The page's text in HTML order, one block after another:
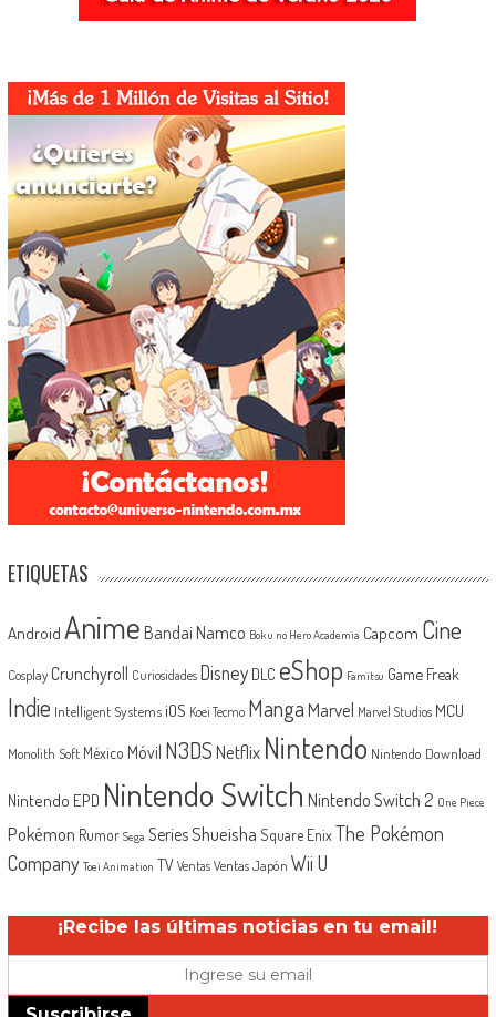
ETIQUETAS
Android Anime Bandai Namco Boku no Hero Academia Capcom Cine
Cosplay Crunchyroll Curiosidades Disney DLC eShop Famitsu Game Freak
Indie Intelligent Systems iOS Koei Tecmo MangaMarvel Marvel Studios MCU
Monolith Soft México Móvil N3DSNetflix Nintendo Nintendo Download
Nintendo EPD Nintendo Switch Nintendo Switch 2 One Piece
Pokémon Rumor Sega SeriesShueisha Square EnixThe Pokémon
Company Toei Animation TV Ventas Ventas Japón Wii U
¡Recibe las últimas noticias en tu email!